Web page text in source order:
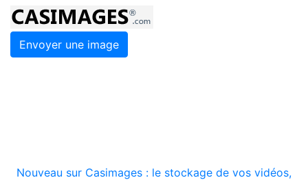
Envoyer une image
Nouveau sur Casimages : le stockage de vos vidéos,